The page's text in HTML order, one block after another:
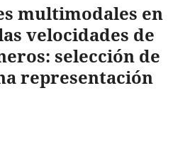
multimodales en
velocidades de
selección de
representación